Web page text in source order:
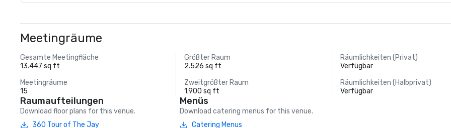
Meetingräume
Gesamte Meetingfläche
13.447 sq ft
Größter Raum
2.526 sq ft
Räumlichkeiten (Privat)
Verfügbar
Meetingräume
15
Zweitgrößter Raum
1.900 sq ft
Räumlichkeiten (Halbprivat)
Verfügbar
Raumaufteilungen
Download floor plans for this venue.
360 Tour of The Jay
Menüs
Download catering menus for this venue.
Catering Menus